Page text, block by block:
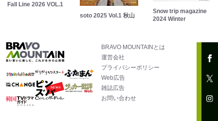
Fall Line 2026 VOL.1
soto 2025 Vol.1 秋山
Snow trip magazine
2024 Winter
BRAVO MOUNTAINとは
運営会社
プライバシーポリシー
Web広告
雑誌広告
お問い合わせ